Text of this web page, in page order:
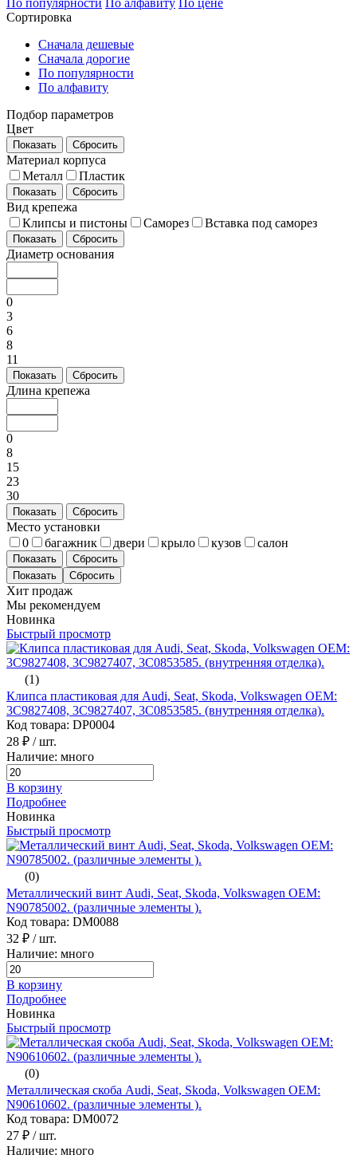
По популярности По алфавиту
По цене
Сортировка
Сначала дешевые
Сначала дорогие
По популярности
По алфавиту
Подбор параметров
Цвет
Показать Сбросить
Материал корпуса
Металл
Пластик
Показать Сбросить
Вид крепежа
Клипсы и пистоны
Саморез Вставка под саморез
Показать Сбросить
Диаметр основания
0
3
6
8
11
Показать Сбросить
Длина крепежа
0
8
15
23
30
Показать Сбросить
Место установки
0
багажник двери крыло кузов салон
Показать Сбросить
Хит продаж
Мы рекомендуем
Новинка
Быстрый просмотр
(1)
Клипса пластиковая для Audi, Seat, Skoda, Volkswagen ОЕМ:
3C9827408, 3C9827407, 3C0853585. (внутренняя отделка).
Код товара: DP0004
28 ₽ / шт.
Наличие: много
В корзину
Подробнее
Новинка
Быстрый просмотр
(0)
Металлический винт Audi, Seat, Skoda, Volkswagen ОЕМ:
N90785002. (различные элементы ).
Код товара: DM0088
32 ₽ / шт.
Наличие: много
В корзину
Подробнее
Новинка
Быстрый просмотр
(0)
Металлическая скоба Audi, Seat, Skoda, Volkswagen ОЕМ:
N90610602. (различные элементы ).
Код товара: DM0072
27 ₽ / шт.
Наличие: много